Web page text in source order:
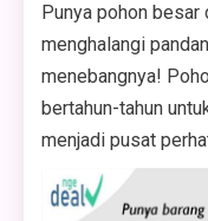
Punya pohon
menghalangi
menebangnya!
bertahun-tahun
menjadi pusat